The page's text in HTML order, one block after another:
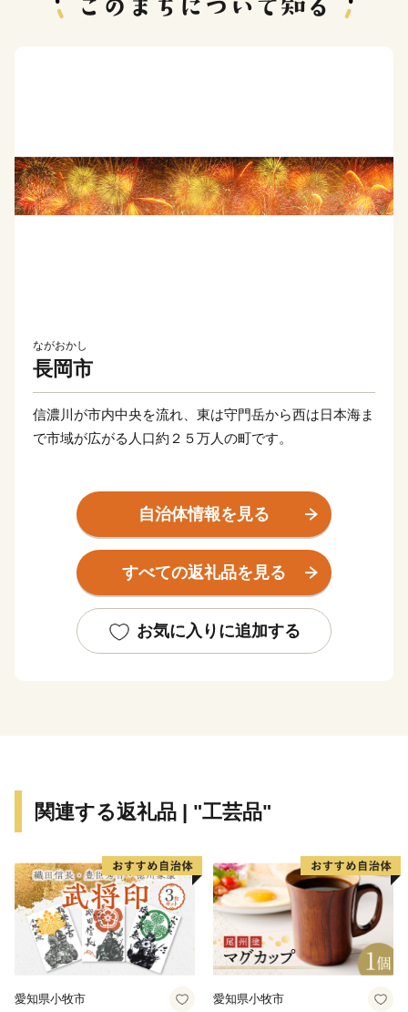
ながおかし
長岡市
信濃川が市内中央を流れ、東は守門岳から西は日本海ま
で市域が広がる人口約２５万人の町です。
れ、歴史的発掘物の「火焔土器」、全国２位の蔵数を誇
る日本酒や、長岡野菜などの食の名産品、海外からも買
い付けが増加している錦鯉、豊かな自然を生かした風光
明媚な棚田など、さまざまな特色と文化を持った個性豊
さらに、うまい米の代名詞「コシヒカリ」は、長岡市が
自治体情報を見る
すべての返礼品を見る
お気に入りに追加する
関連する返礼品 | "工芸品"
愛知県小牧市 愛知県小牧市